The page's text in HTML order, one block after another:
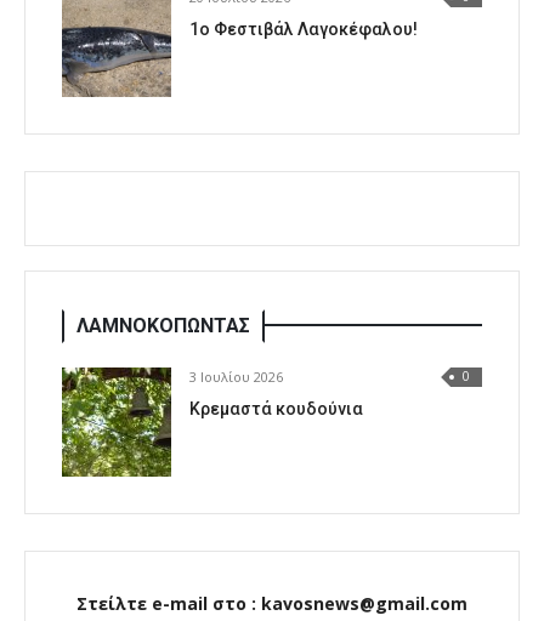
1o Φεστιβάλ Λαγοκέφαλου!
ΛΑΜΝΟΚΟΠΩΝΤΑΣ
3 Ιουλίου 2026 0
Κρεμαστά κουδούνια
Στείλτε e-mail στο : kavosnews@gmail.com